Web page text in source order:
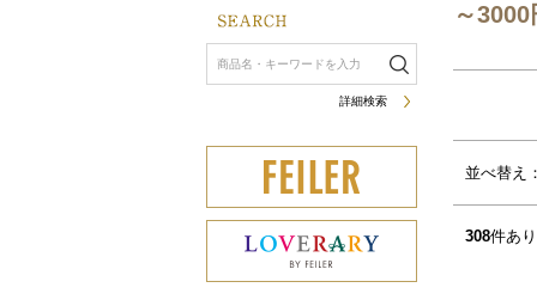
～3000
サムネイル(5列) 並べ替え
308件あ
詳細検索